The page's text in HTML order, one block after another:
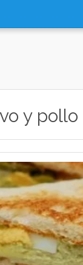
y pollo